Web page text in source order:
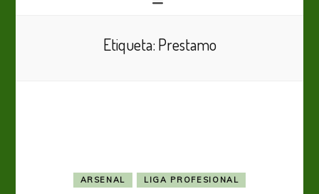
Etiqueta: Prestamo
ARSENAL LIGA PROFESIONAL